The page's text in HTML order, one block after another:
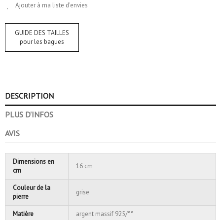
Ajouter à ma liste d'envies
GUIDE DES TAILLES
pour les bagues
DESCRIPTION
PLUS D'INFOS
AVIS
Dimensions en
cm
16 cm
Couleur de la
pierre
grise
Matière argent massif 925/°°